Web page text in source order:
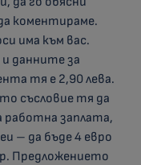
коментираме.
има към вас.
данните за
тя е 2,90 лева.
съсловие тя да
заплата,
– да бъде 4 евро
Предложението